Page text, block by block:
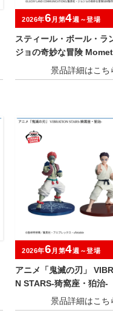
スティール・ボール・ラ
ジョの奇妙な冒険
ョニィ・ジョースター
2026年6 月第4週～登場
アニメ「鬼滅の刃」
N STARS-猗窩座・狛治-
2026年6 月第4週～登場